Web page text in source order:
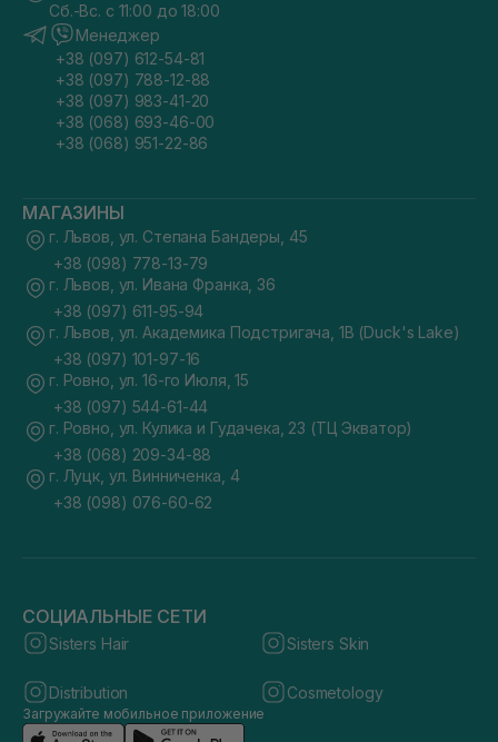
Сб.-Вс. с 11:00 до 18:00
Менеджер
+38 (097) 612-54-81
+38 (097) 788-12-88
+38 (097) 983-41-20
+38 (068) 693-46-00
+38 (068) 951-22-86
МАГАЗИНЫ
г. Львов, ул. Степана Бандеры, 45
+38 (098) 778-13-79
г. Львов, ул. Ивана Франка, 36
+38 (097) 611-95-94
г. Львов, ул. Академика Подстригача, 1В (Duck's Lake)
+38 (097) 101-97-16
г. Ровно, ул. 16-го Июля, 15
+38 (097) 544-61-44
г. Ровно, ул. Кулика и Гудачека, 23 (ТЦ Экватор)
+38 (068) 209-34-88
г. Луцк, ул. Винниченка, 4
+38 (098) 076-60-62
СОЦИАЛЬНЫЕ СЕТИ
Sisters Hair Sisters Skin
Distribution Cosmetology
Загружайте мобильное приложение